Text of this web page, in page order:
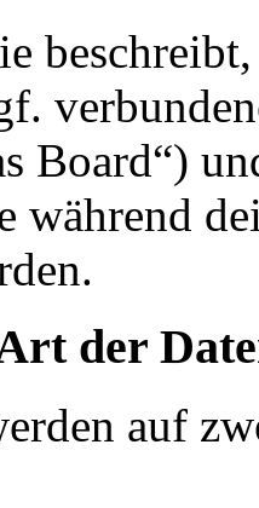
Board“)
während
der
auf